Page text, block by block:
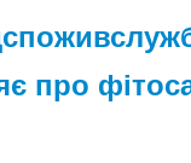
про